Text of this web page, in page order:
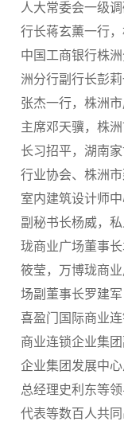
人大常委会一级
行长蒋玄薰一行
中国工商银行株
洲分行副行长彭
张杰一行，株洲
主席邓天骥，株
长习招平，湖南
行业协会、株洲
室内建筑设计师
副秘书长杨威，
珑商业广场董事
筱莹，万博珑商
场副董事长罗建
喜盈门国际商业
商业连锁企业集
企业集团发展中
总经理史利东等
代表等数百人共同